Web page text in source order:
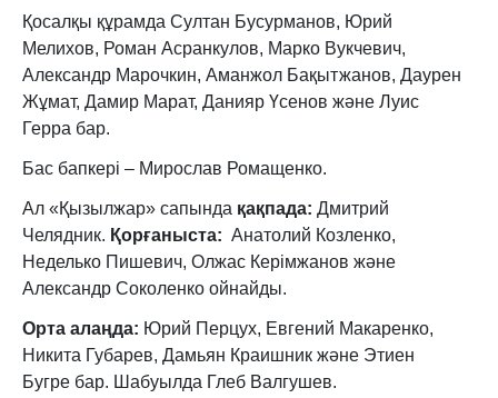
Қосалқы құрамда Султан Бусурманов, Юрий
Мелихов, Роман Асранкулов, Марко Вукчевич,
Александр Марочкин, Аманжол Бақытжанов, Даурен
Жұмат, Дамир Марат, Данияр Үсенов және Луис
Герра бар.
Бас бапкері – Мирослав Ромащенко.
Ал «Қызылжар» сапында қақпада: Дмитрий
Челядник. Қорғаныста: Анатолий Козленко,
Неделько Пишевич, Олжас Керімжанов және
Александр Соколенко ойнайды.
Орта алаңда: Юрий Перцух, Евгений Макаренко,
Никита Губарев, Дамьян Краишник және Этиен
Бугре бар. Шабуылда Глеб Валгушев.